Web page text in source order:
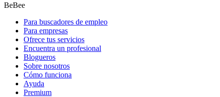
BeBee
Para buscadores de empleo
Para empresas
Ofrece tus servicios
Encuentra un profesional
Blogueros
Sobre nosotros
Cómo funciona
Ayuda
Premium